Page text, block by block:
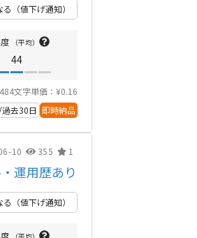
（値下げ通知）
（平均）
44
文字単価：¥0.16
過去30日 即時納品
10 355 1
運用歴あり
（値下げ通知）
（平均）